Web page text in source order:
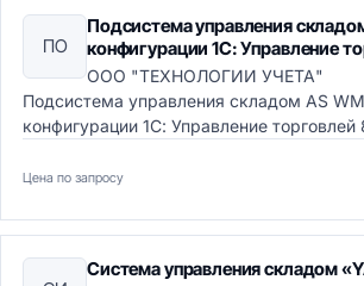
ПО
Подсистема управления
конфигурации 1С: Управление
ООО "ТЕХНОЛОГИИ УЧЕТА"
Подсистема управления складом AS
конфигурации 1С: Управление торговлей
Цена по запросу
Система управления складом